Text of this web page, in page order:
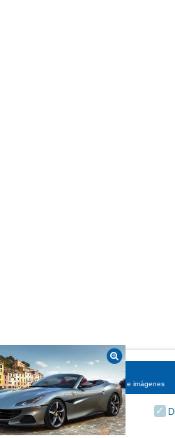
BUSCADOR
informaciones, fichas e imágenes